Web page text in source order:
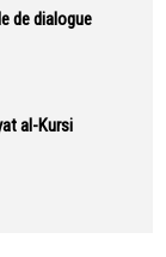
de dialogue
al-Kursi